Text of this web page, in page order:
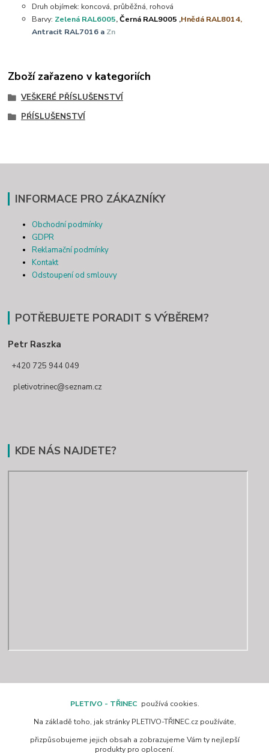
Druh objímek: koncová, průběžná, rohová
Barvy: Zelená RAL6005,Černá RAL9005 ,Hnědá RAL8014,
Antracit RAL7016 a Zn
Zboží zařazeno v kategoriích
VEŠKERÉ PŘÍSLUŠENSTVÍ
PŔÍSLUŠENSTVÍ
INFORMACE PRO ZÁKAZNÍKY
Obchodní podmínky
GDPR
Reklamační podmínky
Kontakt
Odstoupení od smlouvy
POTŘEBUJETE PORADIT S VÝBĚREM?
Petr Raszka
+420 725 944 049
pletivotrinec@seznam.cz
KDE NÁS NAJDETE?
www.pletivo-trinec.cz
PLETIVO - TŘINEC používá cookies.
Na základě toho, jak stránky PLETIVO-TŘINEC.cz používáte,
přizpůsobujeme jejich obsah a zobrazujeme Vám ty nejlepší
produkty pro oplocení.